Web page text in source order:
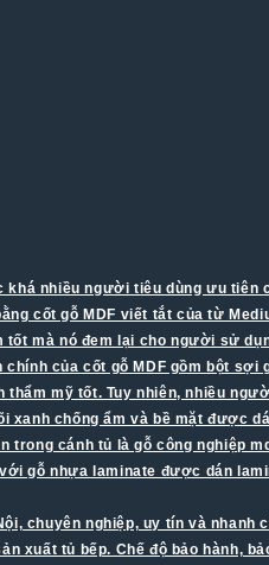
nhiều người tiêu dùng ưu tiên
cốt gỗ MDF viết tắt của từ
mà nó đem lại cho người sử
của cốt gỗ MDF gồm bột
mỹ tốt. Tuy nhiên, nhiều
chống ẩm và bề mặt được
cánh tủ là gỗ công nghiệp
gỗ nhựa laminate được dán
chuyên nghiệp, uy tín và
tủ bếp. Chế độ bảo hành,